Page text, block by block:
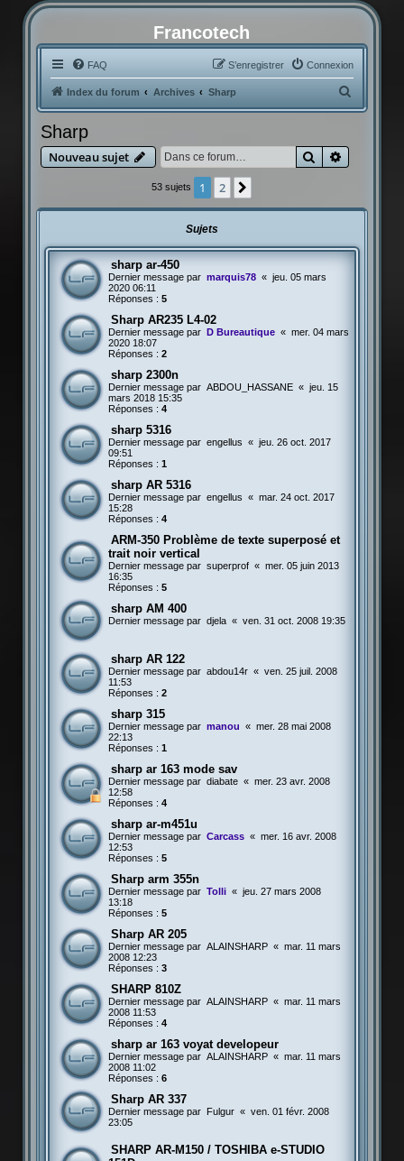
Francotech
FAQ Connexion
S’enregistrer
Index du forum Archives Sharp
e
h
Sharp
Nouveau sujet Rechercher
53 sujets 1 2
Sujets
sharp ar-450
Dernier message par marquis78 « jeu. 05 mars
2020 06:11
Réponses : 5
Sharp AR235 L4-02
Dernier message par D Bureautique « mer. 04 mars
2020 18:07
Réponses : 2
sharp 2300n
Dernier message par ABDOU_HASSANE « jeu. 15
mars 2018 15:35
Réponses : 4
sharp 5316
Dernier message par engellus « jeu. 26 oct. 2017
09:51
Réponses : 1
sharp AR 5316
Dernier message par engellus « mar. 24 oct. 2017
15:28
Réponses : 4
ARM-350 Problème de texte superposé et
trait noir vertical
Dernier message par superprof « mer. 05 juin 2013
16:35
Réponses : 5
sharp AM 400
Dernier message par djela « ven. 31 oct. 2008 19:35
sharp AR 122
Dernier message par abdou14r « ven. 25 juil. 2008
11:53
Réponses : 2
sharp 315
Dernier message par manou « mer. 28 mai 2008
22:13
Réponses : 1
sharp ar 163 mode sav
Dernier message par diabate « mer. 23 avr. 2008
12:58
Réponses : 4
sharp ar-m451u
Dernier message par Carcass « mer. 16 avr. 2008
12:53
Réponses : 5
Sharp arm 355n
Dernier message par Tolli « jeu. 27 mars 2008
13:18
Réponses : 5
Sharp AR 205
Dernier message par ALAINSHARP « mar. 11 mars
2008 12:23
Réponses : 3
SHARP 810Z
Dernier message par ALAINSHARP « mar. 11 mars
2008 11:53
Réponses : 4
sharp ar 163 voyat developeur
Dernier message par ALAINSHARP « mar. 11 mars
2008 11:02
Réponses : 6
Sharp AR 337
Dernier message par Fulgur « ven. 01 févr. 2008
23:05
SHARP AR-M150 / TOSHIBA e-STUDIO